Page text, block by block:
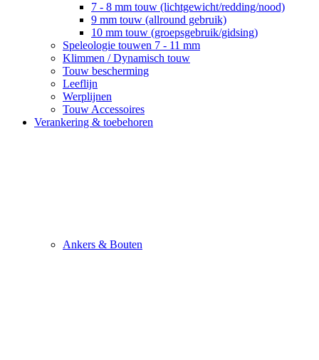
7 - 8 mm touw (lichtgewicht/redding/nood)
9 mm touw (allround gebruik)
10 mm touw (groepsgebruik/gidsing)
Speleologie touwen 7 - 11 mm
Klimmen / Dynamisch touw
Touw bescherming
Leeflijn
Werplijnen
Touw Accessoires
Verankering & toebehoren
Ankers & Bouten